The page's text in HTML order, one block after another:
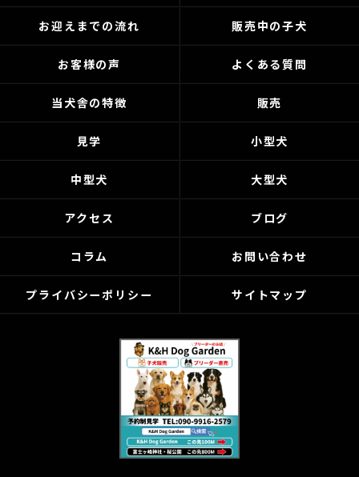
お迎えまでの流れ 販売中の子犬
お客様の声 よくある質問
当犬舎の特徴 販売
見学 小型犬
中型犬 大型犬
アクセス ブログ
コラム お問い合わせ
プライバシーポリシー サイトマップ